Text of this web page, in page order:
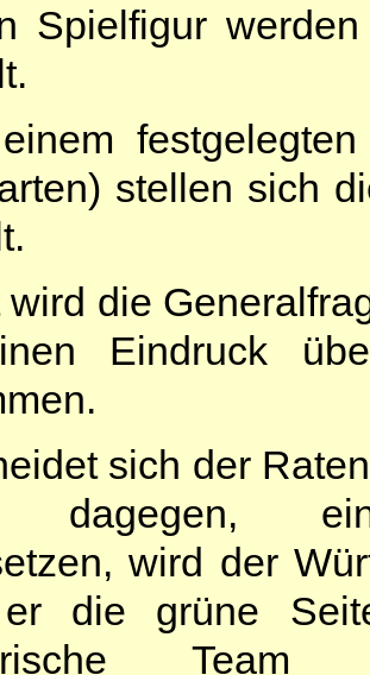
Spielfigur
stellen sich
wird die
Eindruck
sich der
dagegen,
wird der
die grüne
Team